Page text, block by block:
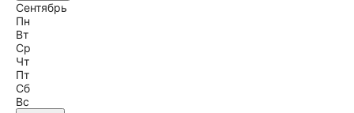
Сентябрь
Пн
Вт
Ср
Чт
Пт
Сб
Вс